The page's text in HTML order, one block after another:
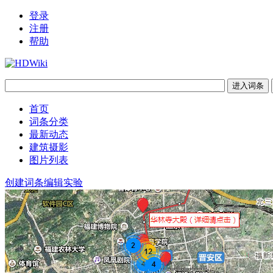
登录
注册
帮助
首页
词条分类
最新动态
建筑摄影
图片列表
创建词条编辑实验